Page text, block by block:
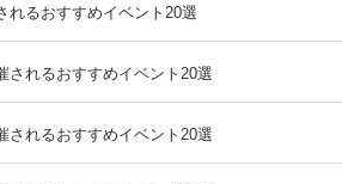
れるおすすめイベント20選
されるおすすめイベント20選
されるおすすめイベント20選